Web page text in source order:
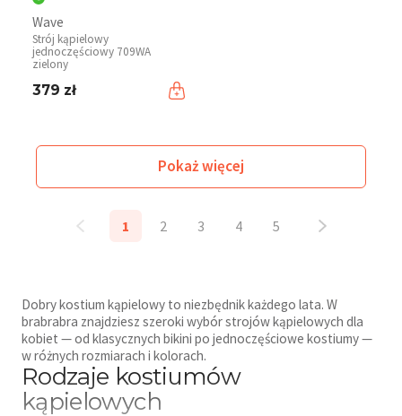
Wave
Strój kąpielowy
jednoczęściowy 709WA
zielony
379 zł
Pokaż więcej
1 2 3 4 5
Dobry kostium kąpielowy to niezbędnik każdego lata. W
brabrabra znajdziesz szeroki wybór strojów kąpielowych dla
kobiet — od klasycznych bikini po jednoczęściowe kostiumy —
w różnych rozmiarach i kolorach.
Rodzaje kostiumów
kąpielowych